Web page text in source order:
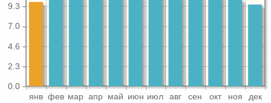
янв фев мар апр май июн июл авг сен окт ноя дек
0.0
2.3
4.6
7.0
9.3